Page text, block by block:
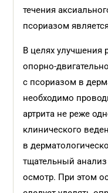
течения
псориазом
В целях улучшения
опорно-
с псориазом в
необходимо
артрита не реже
клинического
в
тщательный
осмотр. При этом